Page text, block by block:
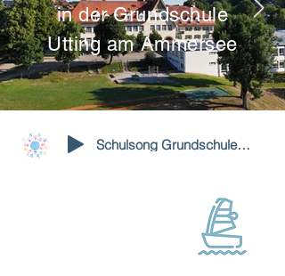
in der Grundschule
Utting am Ammersee
Schulsong Grundschule Utting